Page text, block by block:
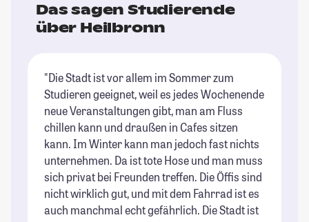
Das sagen Studierende
über Heilbronn
"Die Stadt ist vor allem im Sommer zum
Studieren geeignet, weil es jedes Wochenende
neue Veranstaltungen gibt, man am Fluss
chillen kann und draußen in Cafes sitzen
kann. Im Winter kann man jedoch fast nichts
unternehmen. Da ist tote Hose und man muss
sich privat bei Freunden treffen. Die Öffis sind
nicht wirklich gut, und mit dem Fahrrad ist es
auch manchmal echt gefährlich. Die Stadt ist